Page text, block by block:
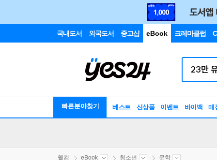
국내도서 외국도서 중고샵 eBook 크레마클럽
빠른분야찾기 베스트 신상품 이벤트 바이백 매
웰컴 eBook 청소년 문학